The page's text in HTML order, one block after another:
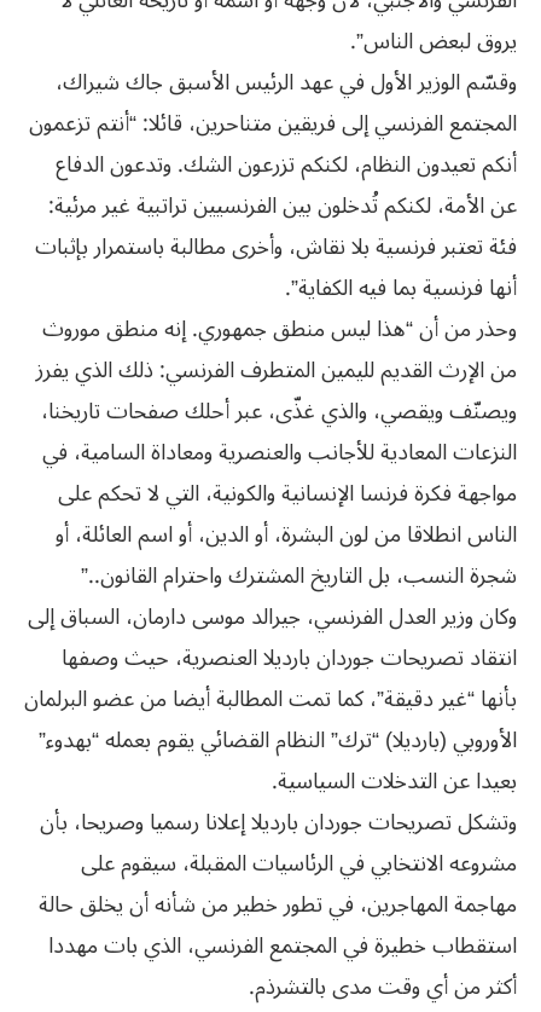
يروق لبعض الناس”.
وقسّم الوزير الأول في عهد الرئيس الأسبق جاك شيراك،
المجتمع الفرنسي إلى فريقين متناحرين، قائلا: “أنتم تزعمون
أنكم تعيدون النظام، لكنكم تزرعون الشك. وتدعون الدفاع
عن الأمة، لكنكم تُدخلون بين الفرنسيين تراتبية غير مرئية:
فئة تعتبر فرنسية بلا نقاش، وأخرى مطالبة باستمرار بإثبات
أنها فرنسية بما فيه الكفاية”.
وحذر من أن “هذا ليس منطق جمهوري. إنه منطق موروث
من الإرث القديم لليمين المتطرف الفرنسي: ذلك الذي يفرز
ويصنّف ويقصي، والذي غذّى، عبر أحلك صفحات تاريخنا،
النزعات المعادية للأجانب والعنصرية ومعاداة السامية، في
مواجهة فكرة فرنسا الإنسانية والكونية، التي لا تحكم على
الناس انطلاقا من لون البشرة، أو الدين، أو اسم العائلة، أو
شجرة النسب، بل التاريخ المشترك واحترام القانون..”
وكان وزير العدل الفرنسي، جيرالد موسى دارمان، السباق إلى
انتقاد تصريحات جوردان بارديلا العنصرية، حيث وصفها
بأنها “غير دقيقة”، كما تمت المطالبة أيضا من عضو البرلمان
الأوروبي (بارديلا) “ترك” النظام القضائي يقوم بعمله “بهدوء”
بعيدا عن التدخلات السياسية.
وتشكل تصريحات جوردان بارديلا إعلانا رسميا وصريحا، بأن
مشروعه الانتخابي في الرئاسيات المقبلة، سيقوم على
مهاجمة المهاجرين، في تطور خطير من شأنه أن يخلق حالة
استقطاب خطيرة في المجتمع الفرنسي، الذي بات مهددا
أكثر من أي وقت مدى بالتشرذم.